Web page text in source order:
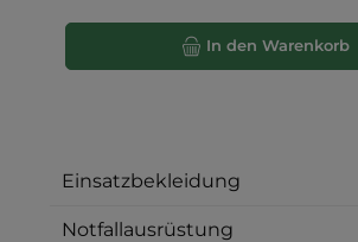
In den Warenkorb
Einsatzbekleidung
Notfallausrüstung